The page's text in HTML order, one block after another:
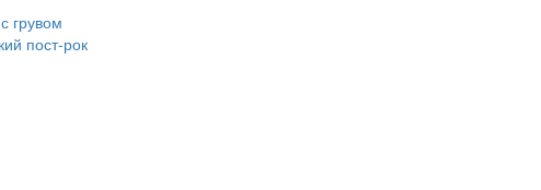
грувом
пост-рок